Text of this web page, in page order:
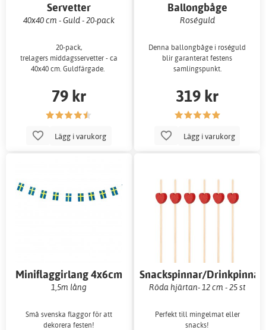
Servetter
40x40 cm - Guld - 20-pack
20-pack,
trelagers middagsservetter - ca
40x40 cm. Guldfärgade.
79 kr
Lägg i varukorg
Ballongbåge
Roséguld
Denna ballongbåge i roséguld
blir garanterat festens
samlingspunkt.
319 kr
Lägg i varukorg
Miniflaggirlang 4x6cm
1,5m lång
Små svenska flaggor för att
dekorera festen!
Snackspinnar/Drinkpinnar
Röda hjärtan- 12 cm - 25 st
Perfekt till mingelmat eller
snacks!